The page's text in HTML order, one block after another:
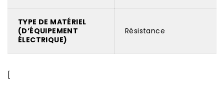
TYPE DE MATÉRIEL
(D’ÉQUIPEMENT
ÉLECTRIQUE)
Résistance
[